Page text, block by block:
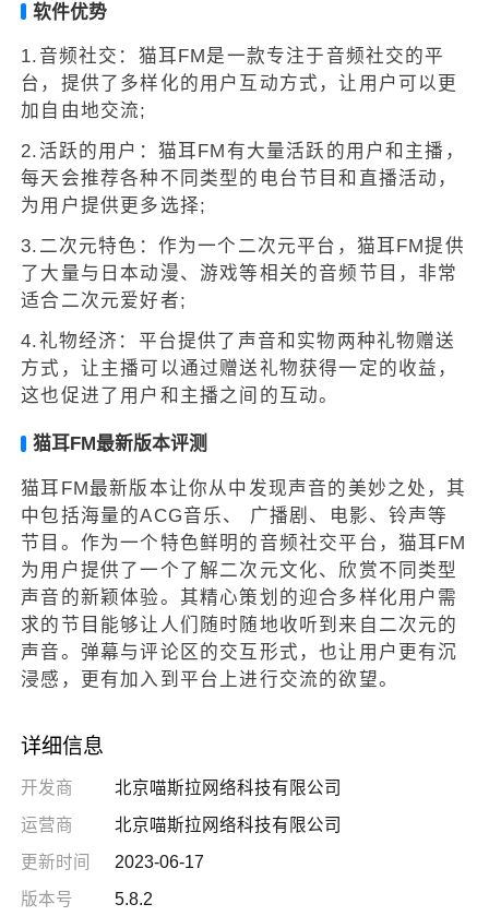
软件优势
1.音频社交：猫耳FM是一款专注于音频社交的平
台，提供了多样化的用户互动方式，让用户可以更
加自由地交流;
2.活跃的用户：猫耳FM有大量活跃的用户和主播，
每天会推荐各种不同类型的电台节目和直播活动，
为用户提供更多选择;
3.二次元特色：作为一个二次元平台，猫耳FM提供
了大量与日本动漫、游戏等相关的音频节目，非常
适合二次元爱好者;
4.礼物经济：平台提供了声音和实物两种礼物赠送
方式，让主播可以通过赠送礼物获得一定的收益，
这也促进了用户和主播之间的互动。
猫耳FM最新版本评测
猫耳FM最新版本让你从中发现声音的美妙之处，其
中包括海量的ACG音乐、 广播剧、电影、铃声等
节目。作为一个特色鲜明的音频社交平台，猫耳FM
为用户提供了一个了解二次元文化、欣赏不同类型
声音的新颖体验。其精心策划的迎合多样化用户需
求的节目能够让人们随时随地收听到来自二次元的
声音。弹幕与评论区的交互形式，也让用户更有沉
浸感，更有加入到平台上进行交流的欲望。
详细信息
开发商
北京喵斯拉网络科技有限公司
运营商
北京喵斯拉网络科技有限公司
更新时间
2023-06-17
版本号
5.8.2